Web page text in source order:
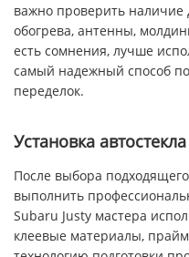
важно проверить наличие
обогрева, антенны,
есть сомнения, лучше
самый надежный способ
переделок.
Установка автостекла
После выбора
выполнить
Subaru Justy мастера
клеевые материалы,